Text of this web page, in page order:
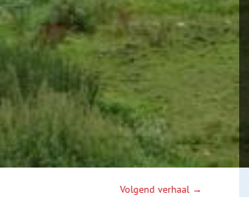
Volgend verhaal →